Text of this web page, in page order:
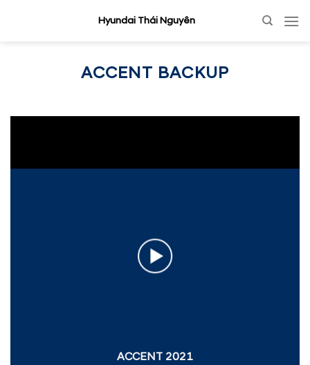
Hyundai Thái Nguyên
ACCENT BACKUP
ACCENT 2021